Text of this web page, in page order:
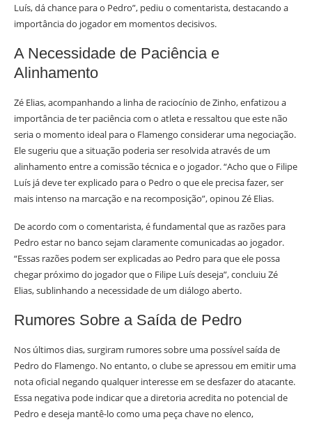
Luís, dá chance para o Pedro”, pediu o comentarista, destacando a
importância do jogador em momentos decisivos.
A Necessidade de Paciência e
Alinhamento
Zé Elias, acompanhando a linha de raciocínio de Zinho, enfatizou a
importância de ter paciência com o atleta e ressaltou que este não
seria o momento ideal para o Flamengo considerar uma negociação.
Ele sugeriu que a situação poderia ser resolvida através de um
alinhamento entre a comissão técnica e o jogador. “Acho que o Filipe
Luís já deve ter explicado para o Pedro o que ele precisa fazer, ser
mais intenso na marcação e na recomposição”, opinou Zé Elias.
De acordo com o comentarista, é fundamental que as razões para
Pedro estar no banco sejam claramente comunicadas ao jogador.
“Essas razões podem ser explicadas ao Pedro para que ele possa
chegar próximo do jogador que o Filipe Luís deseja”, concluiu Zé
Elias, sublinhando a necessidade de um diálogo aberto.
Rumores Sobre a Saída de Pedro
Nos últimos dias, surgiram rumores sobre uma possível saída de
Pedro do Flamengo. No entanto, o clube se apressou em emitir uma
nota oficial negando qualquer interesse em se desfazer do atacante.
Essa negativa pode indicar que a diretoria acredita no potencial de
Pedro e deseja mantê-lo como uma peça chave no elenco,